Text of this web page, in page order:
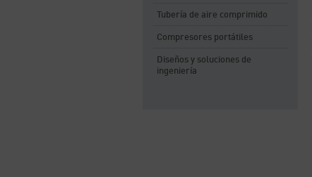
Tubería de aire comprimido
Compresores portátiles
Diseños y soluciones de
ingeniería